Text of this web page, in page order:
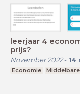
leerjaar 4
prijs?
November 2022- 14
Economie